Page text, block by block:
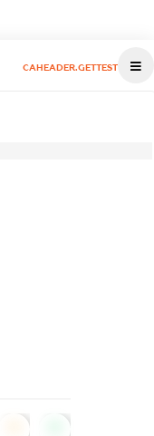
CAHEADER.GETTEST